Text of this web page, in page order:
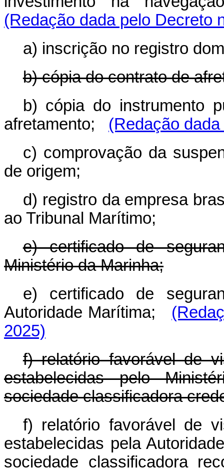
(Redação dada pelo Decreto
a) inscrição no registro
b) cópia do contrato de
b) cópia do instrumento
afretamento;
(Redação
c) comprovação da
de origem;
d) registro da empresa
ao Tribunal Marítimo;
e) certificado de
Ministério da Marinha;
e) certificado de
Autoridade Marítima;
2025)
f) relatório favorável de
estabelecidas pelo
sociedade classificadora
f) relatório favorável de
estabelecidas pela
sociedade classificadora